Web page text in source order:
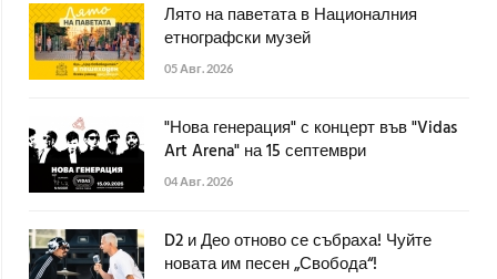
Лято на паветата в Националния
етнографски музей
05 Авг. 2026
"Нова генерация" с концерт във "Vidas
Art Arena" на 15 септември
04 Авг. 2026
D2 и Део отново се събраха! Чуйте
новата им песен „Свобода“!